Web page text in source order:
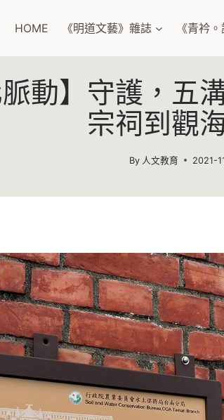
HOME 《明道文藝》雜誌 《青衿
脈動】守護，五
宗祠到觀
By 人文教育 2021-